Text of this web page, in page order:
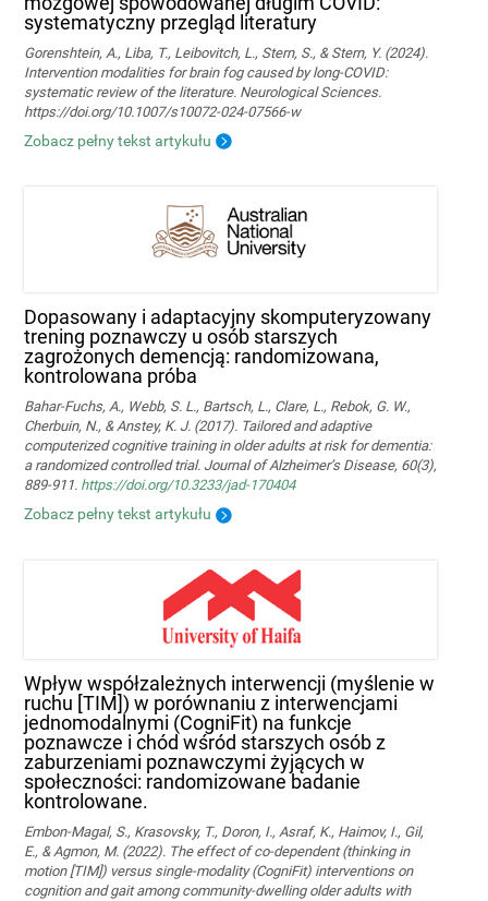
systematyczny przegląd literatury
Gorenshtein, A., Liba, T., Leibovitch, L., Stern, S., & Stern, Y. (2024).
Intervention modalities for brain fog caused by long‑COVID:
systematic review of the literature. Neurological Sciences.
https://doi.org/10.1007/s10072-024-07566-w
Zobacz pełny tekst artykułu
Dopasowany i adaptacyjny skomputeryzowany
trening poznawczy u osób starszych
zagrożonych demencją: randomizowana,
kontrolowana próba
Bahar-Fuchs, A., Webb, S. L., Bartsch, L., Clare, L., Rebok, G. W.,
Cherbuin, N., & Anstey, K. J. (2017). Tailored and adaptive
computerized cognitive training in older adults at risk for dementia:
a randomized controlled trial. Journal of Alzheimer’s Disease, 60(3),
889-911. https://doi.org/10.3233/jad-170404
Zobacz pełny tekst artykułu
Wpływ współzależnych interwencji (myślenie w
ruchu [TIM]) w porównaniu z interwencjami
jednomodalnymi (CogniFit) na funkcje
poznawcze i chód wśród starszych osób z
zaburzeniami poznawczymi żyjących w
społeczności: randomizowane badanie
kontrolowane.
Embon-Magal, S., Krasovsky, T., Doron, I., Asraf, K., Haimov, I., Gil,
E., & Agmon, M. (2022). The effect of co-dependent (thinking in
motion [TIM]) versus single-modality (CogniFit) interventions on
cognition and gait among community-dwelling older adults with